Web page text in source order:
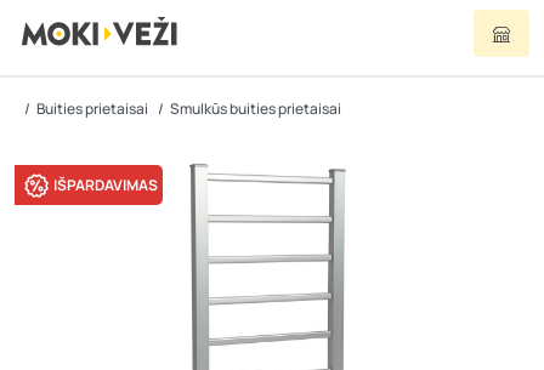
Buities prietaisai Smulkūs buities prietaisai
IŠPARDAVIMAS